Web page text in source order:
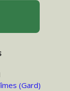
(Gard)